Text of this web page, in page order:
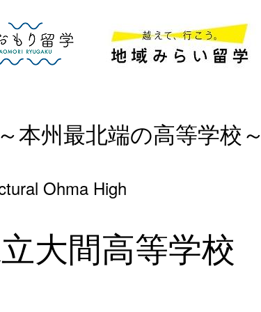
～本州最北端の高等学校～
Ohma High
大間高等学校